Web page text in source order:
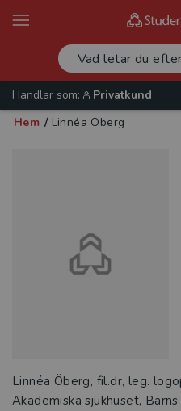
Handlar som:
Privatkund
Hem / Linnéa Öberg
Linnéa Öberg, fil.dr, leg.
Akademiska sjukhuset,